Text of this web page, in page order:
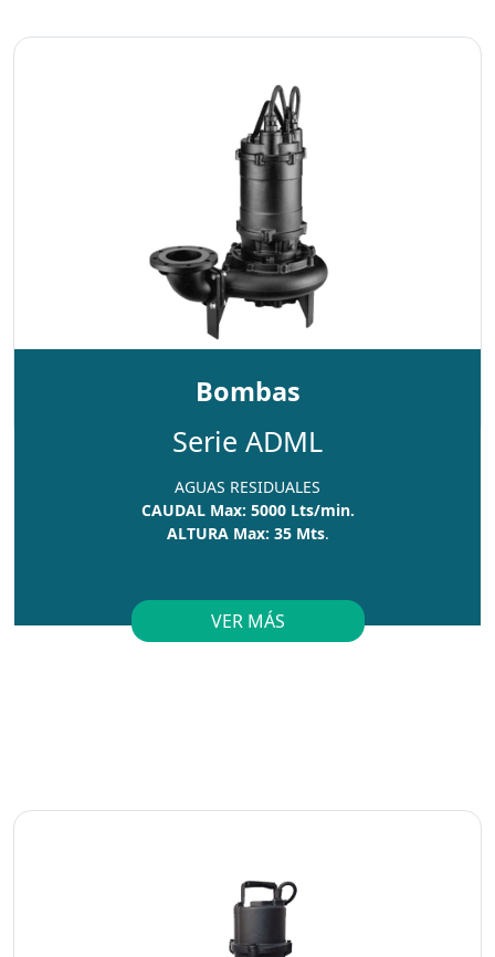
Bombas
Serie ADML
AGUAS RESIDUALES
CAUDAL Max: 5000 Lts/min.
ALTURA Max: 35 Mts.
VER MÁS